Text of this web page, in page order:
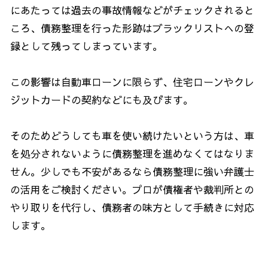
にあたっては過去の事故情報などがチェックされると
ころ、債務整理を行った形跡はブラックリストへの登
録として残ってしまっています。
この影響は自動車ローンに限らず、住宅ローンやクレ
ジットカードの契約などにも及びます。
そのためどうしても車を使い続けたいという方は、車
を処分されないように債務整理を進めなくてはなりま
せん。少しでも不安があるなら債務整理に強い弁護士
の活用をご検討ください。プロが債権者や裁判所との
やり取りを代行し、債務者の味方として手続きに対応
します。